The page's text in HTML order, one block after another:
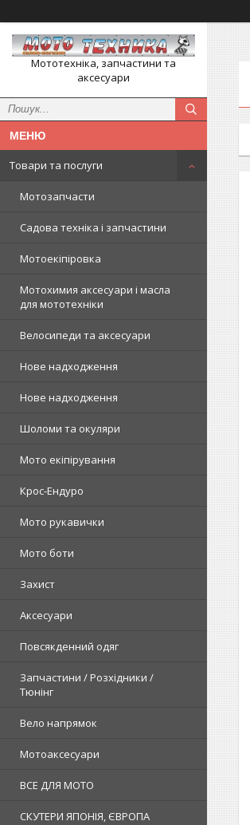
Мототехніка, запчастини та
аксесуари
Товари та послуги
Мотозапчасти
Садова техніка і запчастини
Мотоекіпіровка
Мотохимия аксесуари і масла
для мототехніки
Велосипеди та аксесуари
Нове надходження
Нове надходження
Шоломи та окуляри
Мото екіпірування
Крос-Ендуро
Мото рукавички
Мото боти
Захист
Аксесуари
Повсякденний одяг
Запчастини / Розхідники /
Тюнінг
Вело напрямок
Мотоаксесуари
ВСЕ ДЛЯ МОТО
СКУТЕРИ ЯПОНІЯ, ЄВРОПА